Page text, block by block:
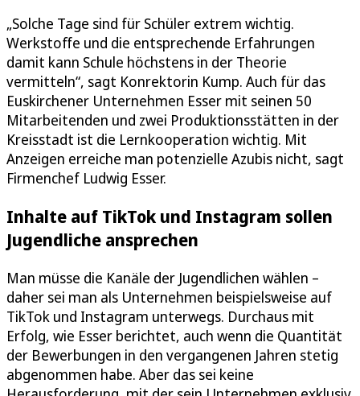
„Solche Tage sind für Schüler extrem wichtig.
Werkstoffe und die entsprechende Erfahrungen
damit kann Schule höchstens in der Theorie
vermitteln“, sagt Konrektorin Kump. Auch für das
Euskirchener Unternehmen Esser mit seinen 50
Mitarbeitenden und zwei Produktionsstätten in der
Kreisstadt ist die Lernkooperation wichtig. Mit
Anzeigen erreiche man potenzielle Azubis nicht, sagt
Firmenchef Ludwig Esser.
Inhalte auf TikTok und Instagram sollen
Jugendliche ansprechen
Man müsse die Kanäle der Jugendlichen wählen –
daher sei man als Unternehmen beispielsweise auf
TikTok und Instagram unterwegs. Durchaus mit
Erfolg, wie Esser berichtet, auch wenn die Quantität
der Bewerbungen in den vergangenen Jahren stetig
abgenommen habe. Aber das sei keine